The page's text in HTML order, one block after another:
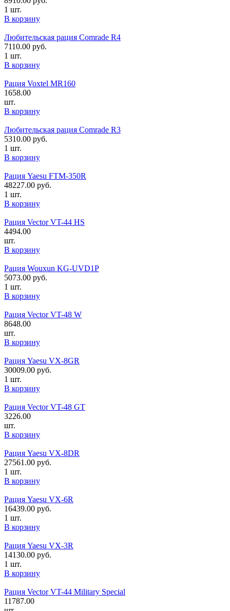
1 шт.
В корзину
Любительская рация Comrade R4
7110.00 руб.
1 шт.
В корзину
Рация Voxtel MR160
1658.00
шт.
В корзину
Любительская рация Comrade R3
5310.00 руб.
1 шт.
В корзину
Рация Yaesu FTM-350R
48227.00 руб.
1 шт.
В корзину
Рация Vector VT-44 HS
4494.00
шт.
В корзину
Рация Wouxun KG-UVD1P
5073.00 руб.
1 шт.
В корзину
Рация Vector VT-48 W
8648.00
шт.
В корзину
Рация Yaesu VX-8GR
30009.00 руб.
1 шт.
В корзину
Рация Vector VT-48 GT
3226.00
шт.
В корзину
Рация Yaesu VX-8DR
27561.00 руб.
1 шт.
В корзину
Рация Yaesu VX-6R
16439.00 руб.
1 шт.
В корзину
Рация Yaesu VX-3R
14130.00 руб.
1 шт.
В корзину
Рация Vector VT-44 Military Special
11787.00